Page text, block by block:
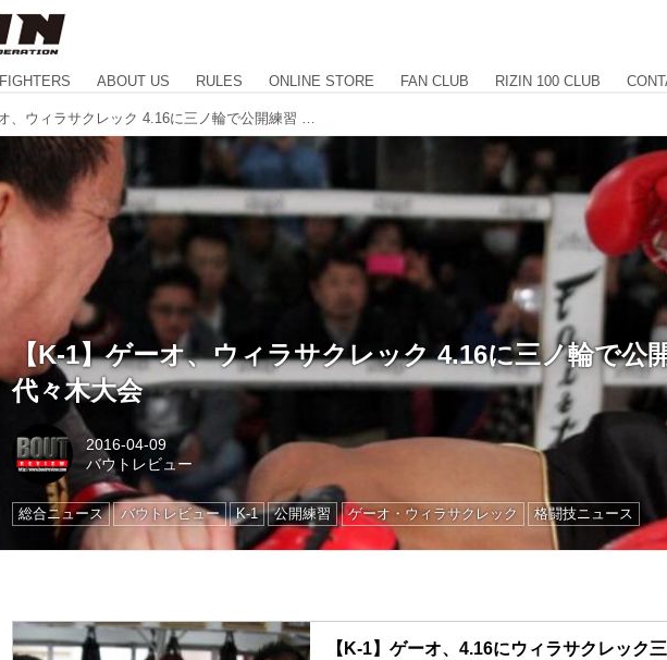
FIGHTERS ABOUT US RULES ONLINE STORE FAN CLUB RIZIN 100 CLUB
【K-1】ゲーオ、ウィラサクレック 4.16に三ノ輪で公
代々木大会
2016-04-09
バウトレビュー
総合ニュース バウトレビュー K-1 公開練習 ゲーオ・ウィラサクレック 格闘技ニュース
【K-1】ゲーオ、4.16にウィラサクレック